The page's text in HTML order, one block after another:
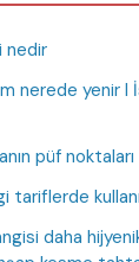
nedir
nerede yenir I
püf noktaları
tariflerde
daha